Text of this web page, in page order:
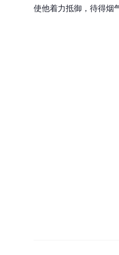
使他着力抵御，待得烟